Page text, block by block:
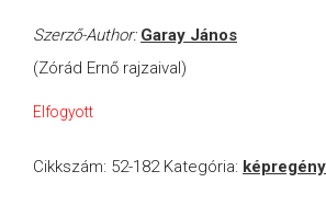
Szerző-Author: Garay János
(Zórád Ernő rajzaival)
Elfogyott
Cikkszám: 52-182 Kategória: képregény